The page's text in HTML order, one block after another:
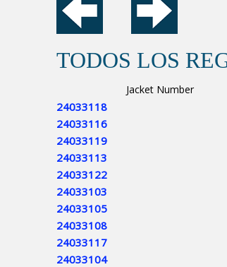
TODOS LOS
Jacket Number
24033118
24033116
24033119
24033113
24033122
24033103
24033105
24033108
24033117
24033104